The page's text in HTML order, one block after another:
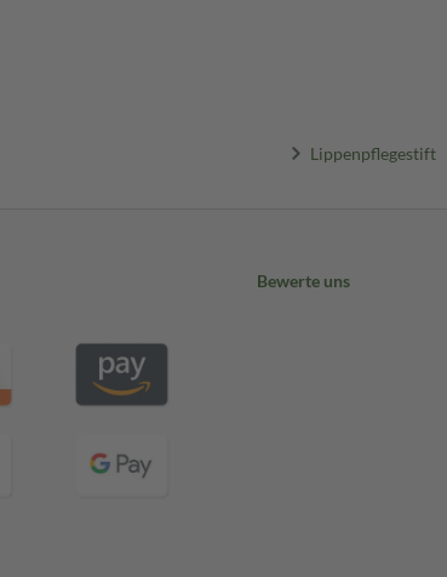
Lippenpflegestift
Bewerte uns